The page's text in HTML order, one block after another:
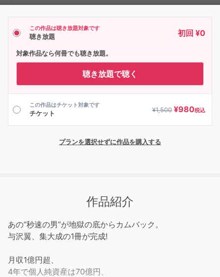
この作品は聴き放題対象です
聴き放題 初回 ¥0
対象作品なら何冊でも聴き放題。
聴き放題で聴く
この作品はチケット対象です
チケット ¥1,500 ¥980税込
プランを選択せずに作品を購入する
作品紹介
あの“秒速の男”が地獄の底からカムバック。
与沢翼、集大成の1冊が完成!
月収1億円超、
4年で個人純資産は70億円、